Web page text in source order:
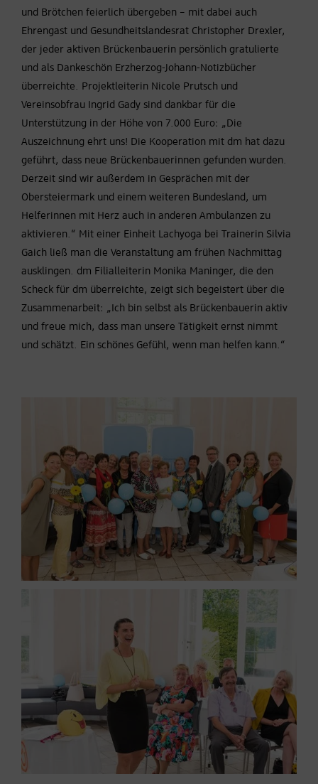
und Brötchen feierlich übergeben – mit dabei auch
Ehrengast und Gesundheitslandesrat Christopher Drexler,
der jeder aktiven Brückenbauerin persönlich gratulierte
und als Dankeschön Erzherzog-Johann-Notizbücher
überreichte. Projektleiterin Nicole Prutsch und
Vereinsobfrau Ingrid Gady sind dankbar für die
Unterstützung in der Höhe von 7.000 Euro: „Die
Auszeichnung ehrt uns! Die Kooperation mit dm hat dazu
geführt, dass neue Brückenbauerinnen gefunden wurden.
Derzeit sind wir außerdem in Gesprächen mit der
Obersteiermark und einem weiteren Bundesland, um
Helferinnen mit Herz auch in anderen Ambulanzen zu
aktivieren.“ Mit einer Einheit Lachyoga bei Trainerin Silvia
Gaich ließ man die Veranstaltung am frühen Nachmittag
ausklingen. dm Filialleiterin Monika Maninger, die den
Scheck für dm überreichte, zeigt sich begeistert über die
Zusammenarbeit: „Ich bin selbst als Brückenbauerin aktiv
und freue mich, dass man unsere Tätigkeit ernst nimmt
und schätzt. Ein schönes Gefühl, wenn man helfen kann.“